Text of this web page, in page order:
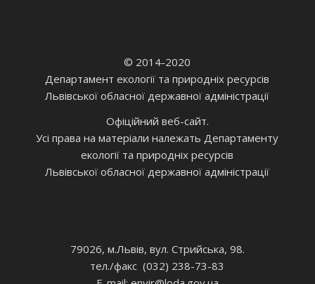
© 2014-2020
Департамент екології та природніх ресурсів
Львівської обласної державної адміністрації
Офіційний веб-сайт.
Усі права на матеріали належать Департаменту
екології та природніх ресурсів
Львівської обласної державної адміністрації
79026, м.Львів, вул. Стрийська, 98.
тел./факс (032) 238-73-83